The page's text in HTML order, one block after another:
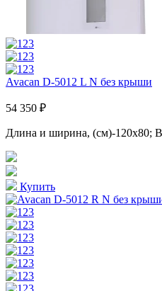
Avacan D-5012 L N без крыши
54 350 ₽
Длина и ширина, (см)-120x80;
Купить